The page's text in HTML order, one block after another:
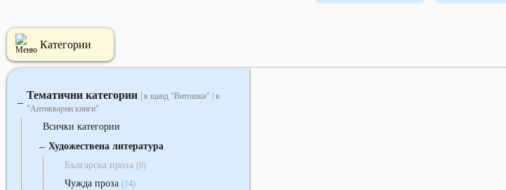
Категории
‒
Тематични категории
| в щанд "Витошки" | в
"Антикварни книги"
Всички категории
‒ Художествена литература
Българска проза (0)
Чужда проза (14)